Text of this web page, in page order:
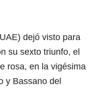
dejó visto para
su sexto triunfo, el
rosa, en la vigésima
y Bassano del